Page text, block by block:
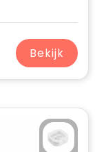
Bekijk